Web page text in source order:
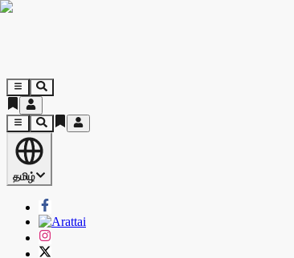
தமிழ்